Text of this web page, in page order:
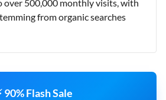
over 500,000 monthly visits, with
from organic searches
90% Flash Sale